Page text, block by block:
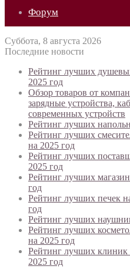
Форум
Суббота, 8 августа 2026
Последние новости
Рейтинг лучших
2025 год
Обзор товаров от
зарядные устройства,
современных устройств
Рейтинг лучших
Рейтинг лучших
на 2025 год
Рейтинг лучших
2025 год
Рейтинг лучших
год
Рейтинг лучших печек
год
Рейтинг лучших
Рейтинг лучших
на 2025 год
Рейтинг лучших
2025 год